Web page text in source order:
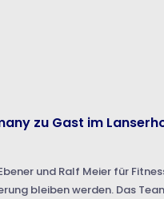
zu Gast im
und Ralf Meier für
bleiben werden. Das